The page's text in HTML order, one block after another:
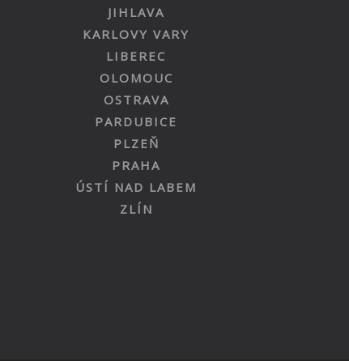
JIHLAVA
KARLOVY VARY
LIBEREC
OLOMOUC
OSTRAVA
PARDUBICE
PLZEŇ
PRAHA
ÚSTÍ NAD LABEM
ZLÍN